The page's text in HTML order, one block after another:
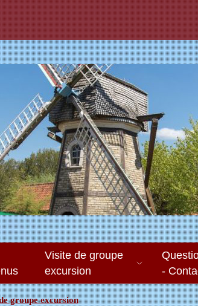
Visite de groupe
excursion
-
groupe excursion